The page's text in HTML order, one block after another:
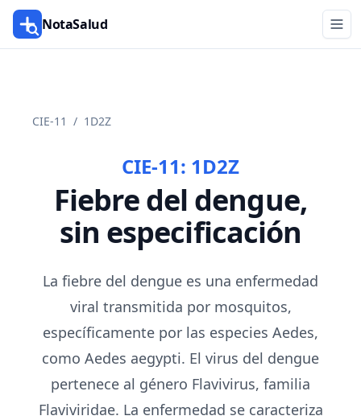
NotaSalud
CIE-11 / 1D2Z
CIE-11: 1D2Z
Fiebre del dengue,
sin especificación
La fiebre del dengue es una enfermedad
viral transmitida por mosquitos,
específicamente por las especies Aedes,
como Aedes aegypti. El virus del dengue
pertenece al género Flavivirus, familia
Flaviviridae. La enfermedad se caracteriza